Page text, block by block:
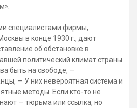
специалистами фирмы,
в конце 1930 г., дают
об обстановке в
политический климат страны
быть на свободе, —
— У них невероятная система и
методы. Если кто-то не
— тюрьма или ссылка, но